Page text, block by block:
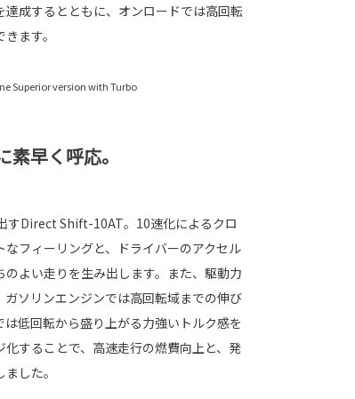
成するとともに、オンロードでは高回転
ます。
Superior version with Turbo
素早く呼応。
すDirect Shift-10AT。10速化によるクロ
フィーリングと、ドライバーのアクセル
よい走りを生み出します。また、駆動力
ソリンエンジンでは高回転域までの伸び
低回転から盛り上がる力強いトルク感を
することで、高速走行の燃費向上と、発
した。